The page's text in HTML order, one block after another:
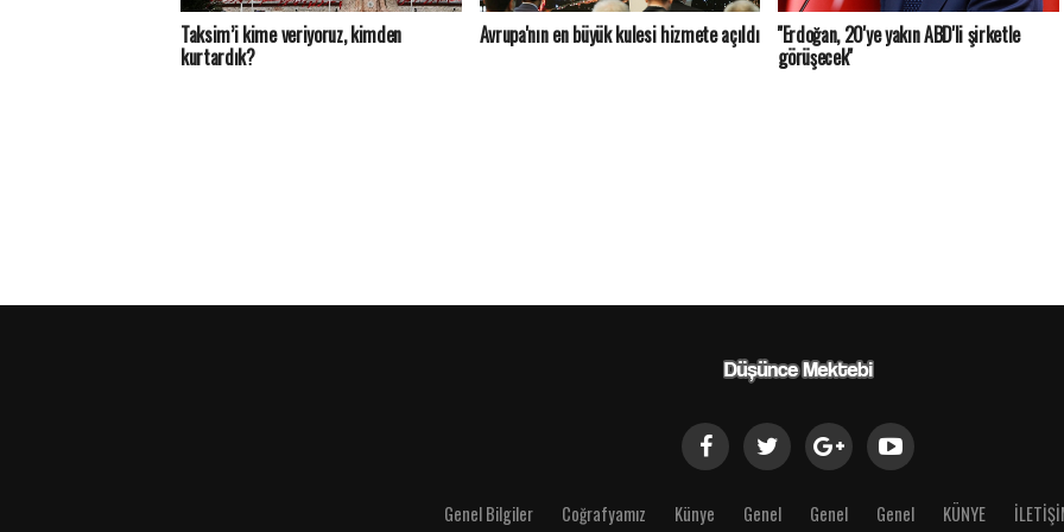
Taksim’i kime veriyoruz, kimden
kurtardık?
Avrupa'nın en büyük kulesi hizmete açıldı ''Erdoğan, 20'ye yakın ABD'li şirketle
görüşecek''
Genel Bilgiler Coğrafyamız Künye Genel Genel Genel KÜNYE